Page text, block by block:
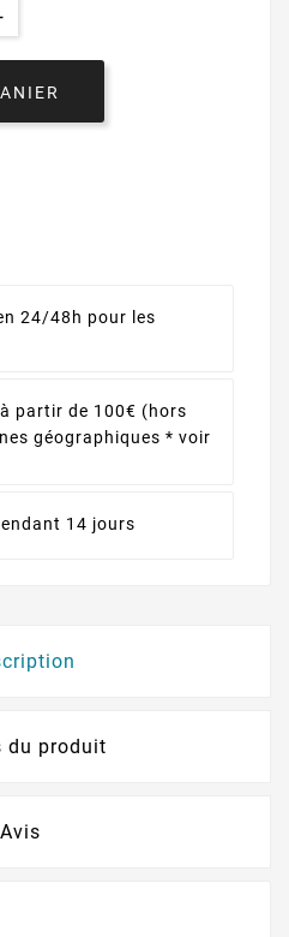
24/48h pour les
partir de 100€ (hors
géographiques * voir
14 jours
du produit
Avis